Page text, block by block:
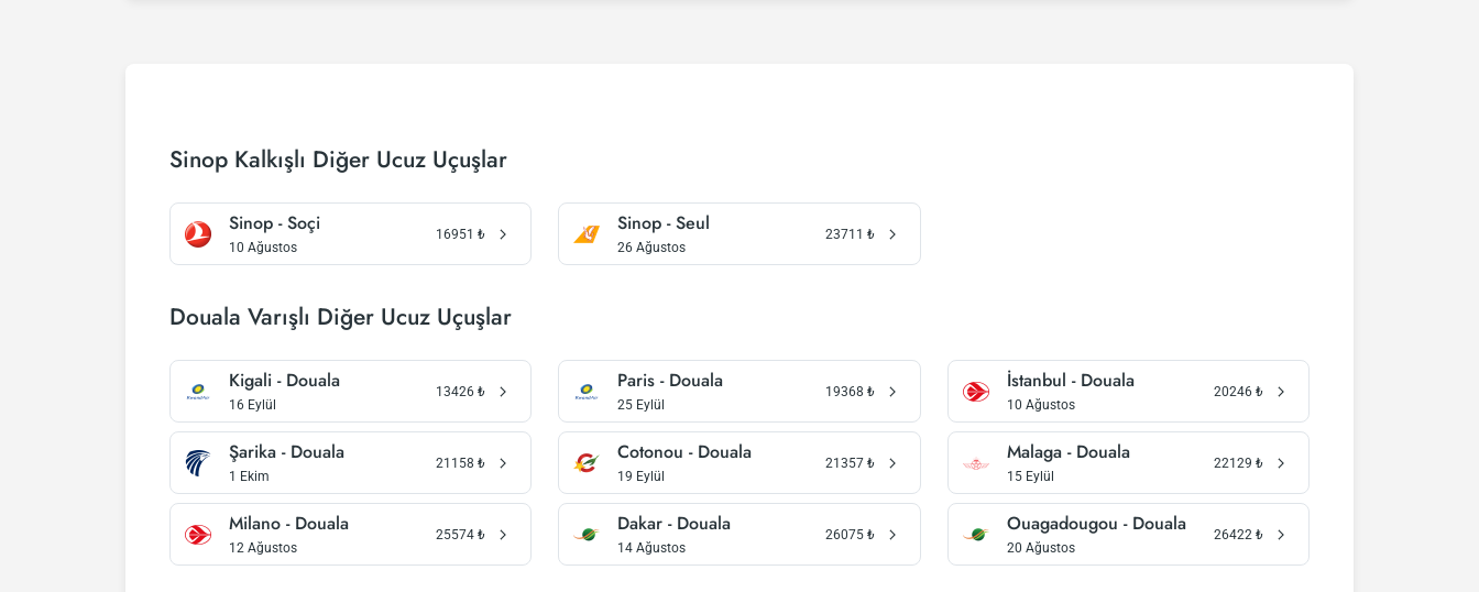
Sinop Kalkışlı Diğer Ucuz Uçuşlar
Sinop - Soçi
10 Ağustos
16951 ₺ Sinop - Seul
26 Ağustos
23711 ₺
Douala Varışlı Diğer Ucuz Uçuşlar
Kigali - Douala
16 Eylül
13426 ₺ Paris - Douala
25 Eylül
19368 ₺ İstanbul - Douala
10 Ağustos
20246 ₺
Şarika - Douala
1 Ekim
21158 ₺ Cotonou - Douala
19 Eylül
21357 ₺ Malaga - Douala
15 Eylül
22129 ₺
Milano - Douala
12 Ağustos
25574 ₺ Dakar - Douala
14 Ağustos
26075 ₺ Ouagadougou - Douala
20 Ağustos
26422 ₺